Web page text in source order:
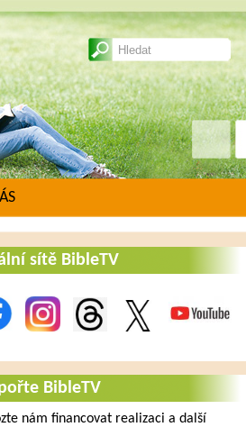
sítě BibleTV
BibleTV
nám financovat realizaci a další